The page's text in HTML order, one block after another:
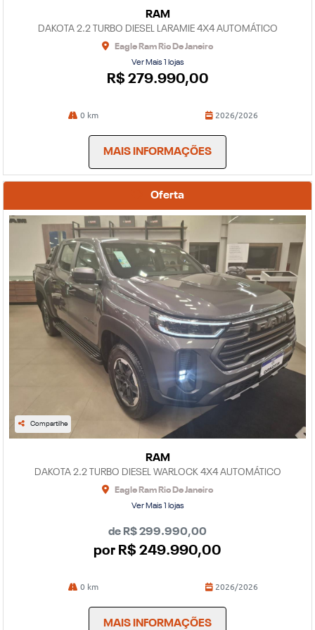
RAM
DAKOTA 2.2 TURBO DIESEL LARAMIE 4X4 AUTOMÁTICO
Eagle Ram Rio De Janeiro
Ver Mais 1 lojas
R$ 279.990,00
0 km 2026/2026
MAIS INFORMAÇÕES
Oferta
Compartilhe
RAM
DAKOTA 2.2 TURBO DIESEL WARLOCK 4X4 AUTOMÁTICO
Eagle Ram Rio De Janeiro
Ver Mais 1 lojas
de R$ 299.990,00
por R$ 249.990,00
0 km 2026/2026
MAIS INFORMAÇÕES